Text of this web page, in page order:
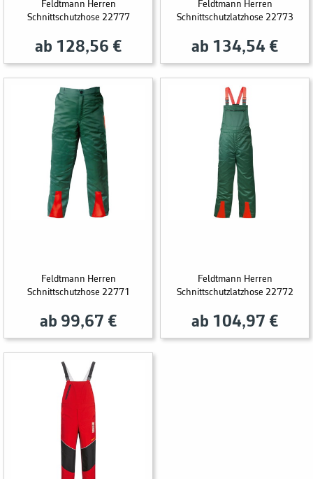
Feldtmann Herren
Schnittschutzhose 22777
ab 128,56 €
Feldtmann Herren
Schnittschutzlatzhose 22773
ab 134,54 €
Feldtmann Herren
Schnittschutzhose 22771
ab 99,67 €
Feldtmann Herren
Schnittschutzlatzhose 22772
ab 104,97 €